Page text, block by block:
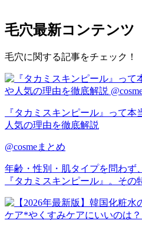
毛穴最新コンテンツ
毛穴に関する記事をチェック！
『タカミスキンピール』って
人気の理由を徹底解説
@cosmeまとめ
年齢・性別・肌タイプを問わず
『タカミスキンピール』。そ